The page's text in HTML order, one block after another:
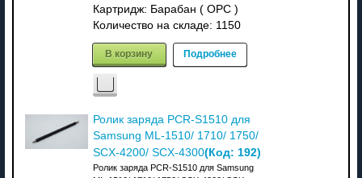
Картридж: Барабан ( OPC )
Количество на складе: 1150
В корзину Подробнее
Ролик заряда PCR-S1510 для
Samsung ML-1510/ 1710/ 1750/
SCX-4200/ SCX-4300(Код: 192)
Ролик заряда PCR-S1510 для Samsung